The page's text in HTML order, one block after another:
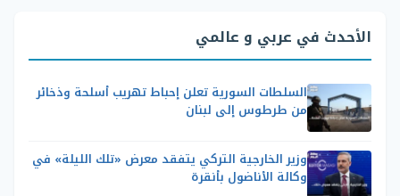
الأحدث في عربي و عالمي
السلطات السورية تعلن إحباط تهريب أسلحة وذخائر
من طرطوس إلى لبنان
وزير الخارجية التركي يتفقد معرض «تلك الليلة» في
وكالة الأناضول بأنقرة